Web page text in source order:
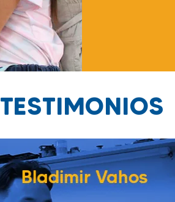
TESTIMONIOS